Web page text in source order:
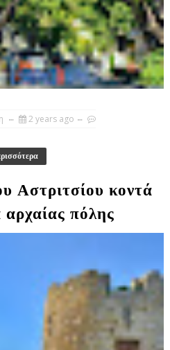
2 years ago
Αστριτσίου κοντά
αρχαίας πόλης